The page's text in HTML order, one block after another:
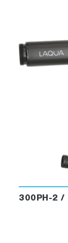
300PH-2 /